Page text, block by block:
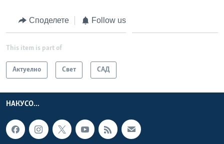
Споделете Follow us
This item is part of
Актуелно Свет САД
НАКУСО...